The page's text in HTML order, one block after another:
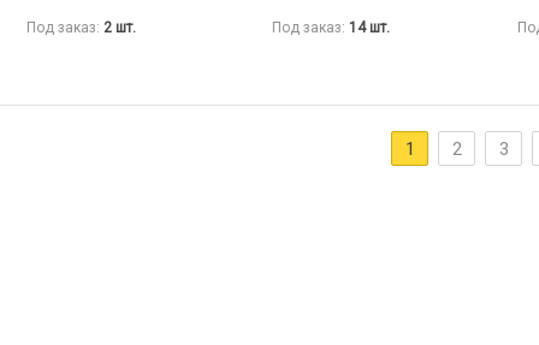
Под заказ: 2 шт. Под заказ: 14шт.
1 2 3